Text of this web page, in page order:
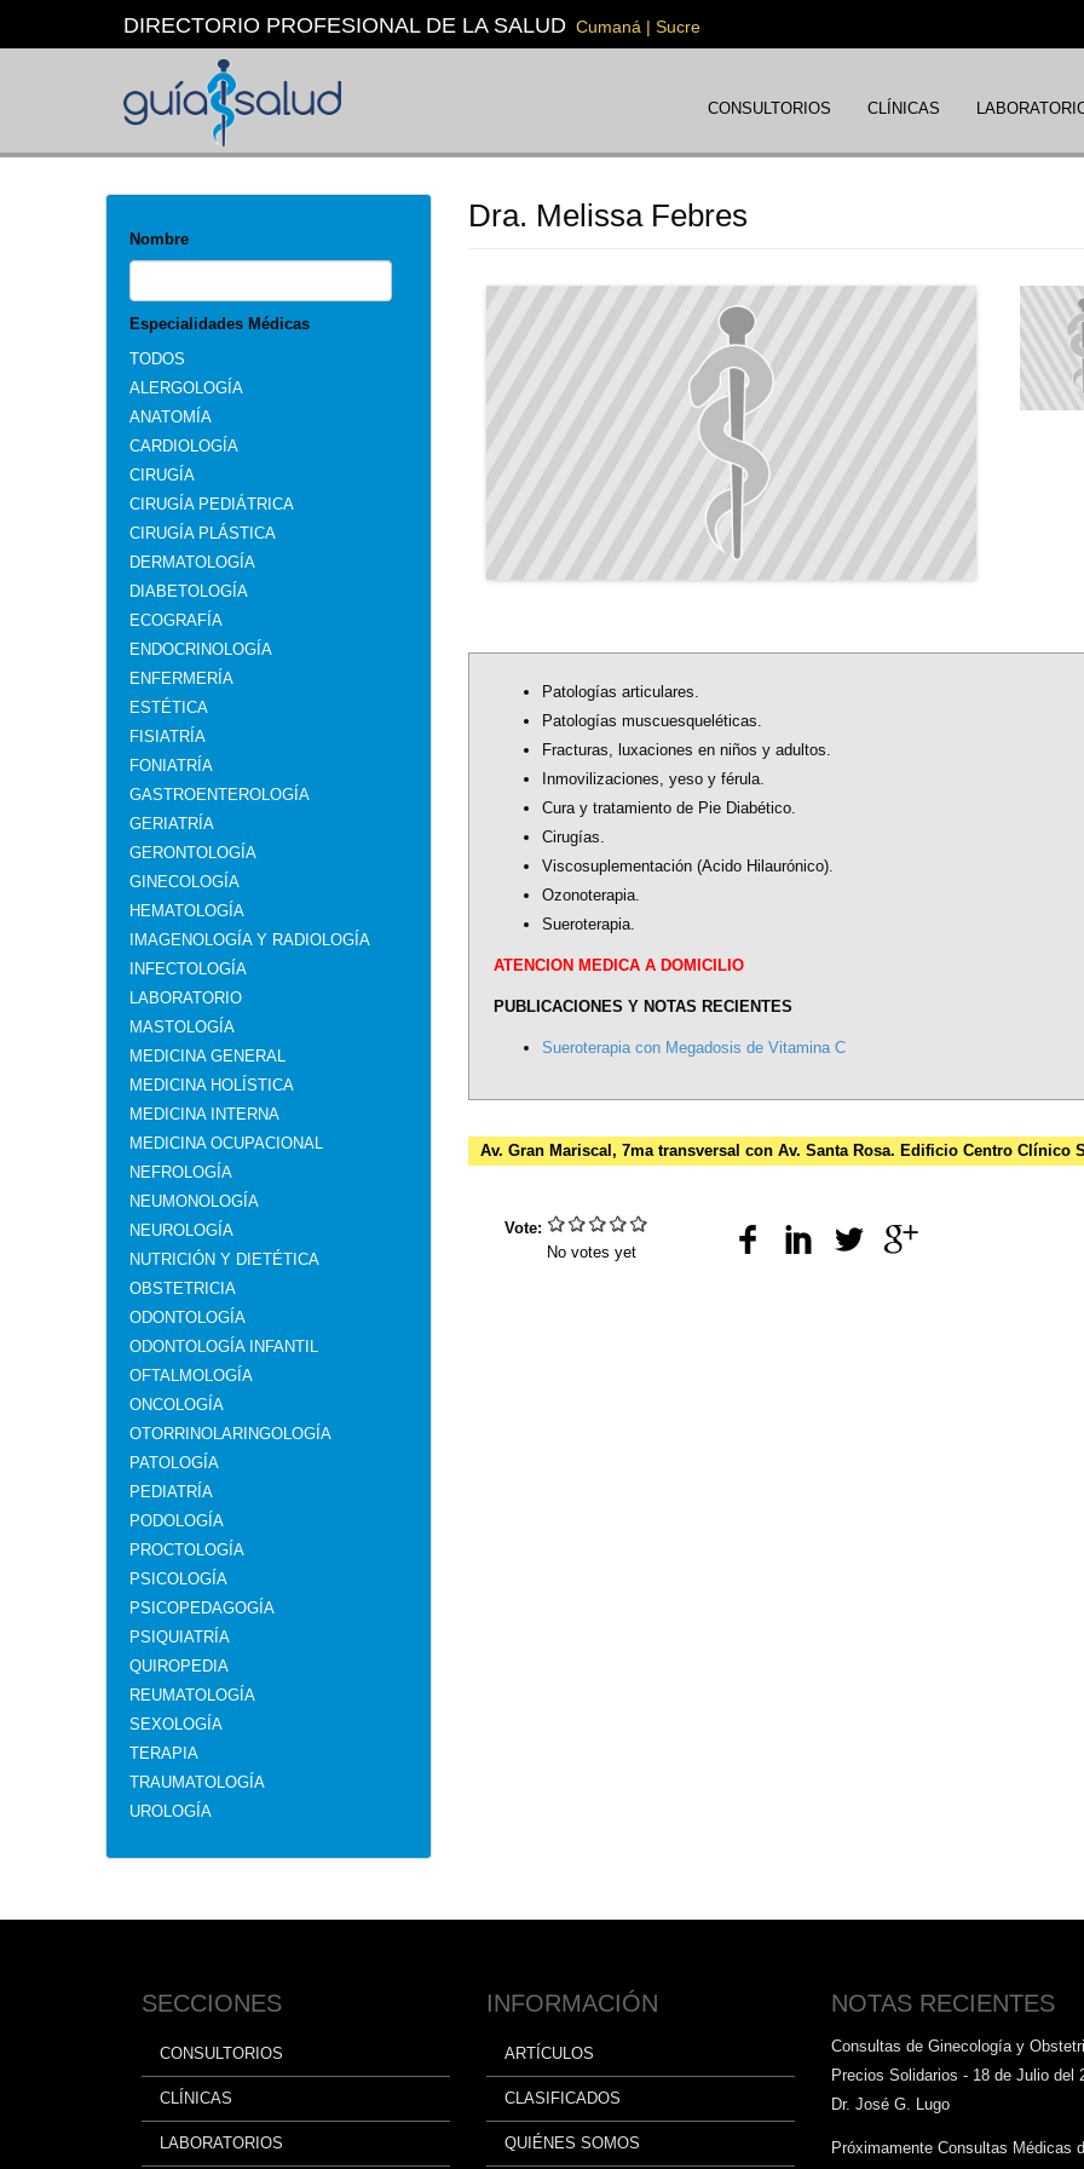
DIRECTORIO PROFESIONAL DE LA SALUD Cumaná | Sucre
CONSULTORIOS CLÍNICAS
Nombre
Especialidades Médicas
TODOS
ALERGOLOGÍA
ANATOMÍA
CARDIOLOGÍA
CIRUGÍA
CIRUGÍA PEDIÁTRICA
CIRUGÍA PLÁSTICA
DERMATOLOGÍA
DIABETOLOGÍA
ECOGRAFÍA
ENDOCRINOLOGÍA
ENFERMERÍA
ESTÉTICA
FISIATRÍA
FONIATRÍA
GASTROENTEROLOGÍA
GERIATRÍA
GERONTOLOGÍA
GINECOLOGÍA
HEMATOLOGÍA
IMAGENOLOGÍA Y RADIOLOGÍA
INFECTOLOGÍA
LABORATORIO
MASTOLOGÍA
MEDICINA GENERAL
MEDICINA HOLÍSTICA
MEDICINA INTERNA
MEDICINA OCUPACIONAL
NEFROLOGÍA
NEUMONOLOGÍA
NEUROLOGÍA
NUTRICIÓN Y DIETÉTICA
OBSTETRICIA
ODONTOLOGÍA
ODONTOLOGÍA INFANTIL
OFTALMOLOGÍA
ONCOLOGÍA
OTORRINOLARINGOLOGÍA
PATOLOGÍA
PEDIATRÍA
PODOLOGÍA
PROCTOLOGÍA
PSICOLOGÍA
PSICOPEDAGOGÍA
PSIQUIATRÍA
QUIROPEDIA
REUMATOLOGÍA
SEXOLOGÍA
TERAPIA
TRAUMATOLOGÍA
UROLOGÍA
Dra. Melissa Febres
Patologías articulares.
Patologías muscuesqueléticas.
Fracturas, luxaciones en niños y adultos.
Inmovilizaciones, yeso y férula.
Cura y tratamiento de Pie Diabético.
Cirugías.
Viscosuplementación (Acido Hilaurónico).
Ozonoterapia.
Sueroterapia.
ATENCION MEDICA A DOMICILIO
PUBLICACIONES Y NOTAS RECIENTES
Sueroterapia con Megadosis de Vitamina C
Av. Gran Mariscal, 7ma transversal con Av. Santa Rosa. Edificio Centro Clínico
Vote:
No votes yet
SECCIONES
CONSULTORIOS
CLÍNICAS
LABORATORIOS
INFORMACIÓN
ARTÍCULOS
CLASIFICADOS
QUIÉNES SOMOS
NOTAS RECIENTES
Consultas de Ginecología y
Precios Solidarios - 18 de Julio del
Dr. José G. Lugo
Próximamente Consultas Médicas